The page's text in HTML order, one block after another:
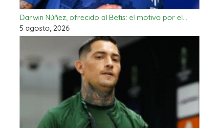
Darwin Núñez, ofrecido al Betis: el motivo por el…
5 agosto, 2026